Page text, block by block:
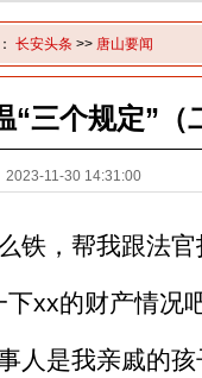
长安头条 >> 唐山要闻
“三个规定”（
2023-11-30 14:31:00
铁，帮我跟法
下xx的财产情况
人是我亲戚的